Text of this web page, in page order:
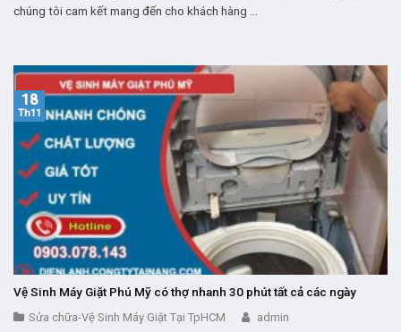
chúng tôi cam kết mang đến cho khách hàng ...
Vệ Sinh Máy Giặt Phú Mỹ có thợ nhanh 30 phút tất cả các ngày
Sửa chữa-Vệ Sinh Máy Giặt Tại TpHCM admin
18
Th11